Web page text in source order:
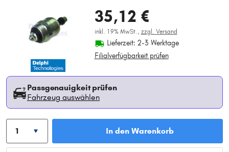
35,12 €
inkl. 19% MwSt., zzgl. Versand
Lieferzeit: 2-3 Werktage
Filialverfügbarkeit prüfen
Passgenauigkeit prüfen
Fahrzeug auswählen
In den Warenkorb